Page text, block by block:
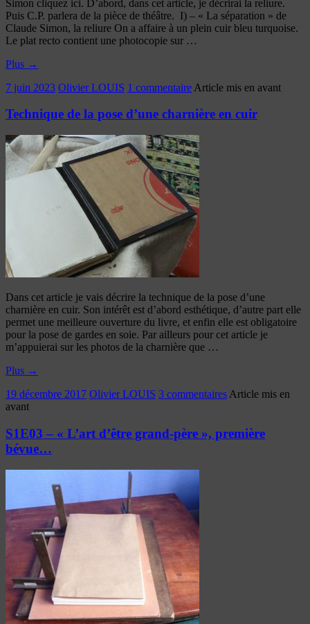
Simon cliquez ici. D’abord, dans cet article, je décrirai la reliure.
Puis C.P. parlera de la pièce de théâtre. I) – « La séparation » de
Claude Simon, la reliure On a affaire à un plein cuir bleu turquoise.
Le plat recto contient une photocopie sur …
Plus →
7 juin 2023 Olivier LOUIS 1 commentaire Article mis en avant
Technique de la pose d’une charnière en cuir
Dans cet article je vais décrire la technique de la pose d’une
charnière en cuir. Son intérêt est d’abord esthétique, d’autre part elle
permet une meilleure ouverture du livre, et enfin elle est obligatoire
pour la pose de gardes en soie. Par ailleurs pour cet article je
m’appuierai sur les photos de la charnière que …
Plus →
19 décembre 2017 Olivier LOUIS 3 commentaires Article mis en
avant
S1E03 – « L’art d’être grand-père », première
bévue…